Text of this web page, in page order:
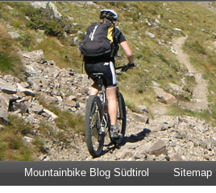
Mountainbike Blog Südtirol Sitemap